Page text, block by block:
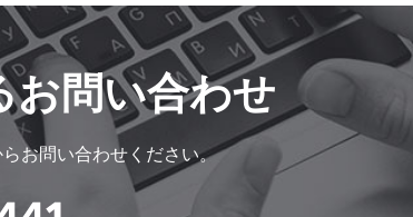
お問い合わせ
お問い合わせください。